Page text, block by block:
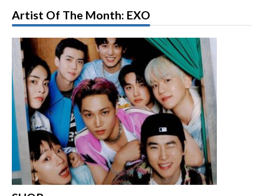
Artist Of The Month: EXO